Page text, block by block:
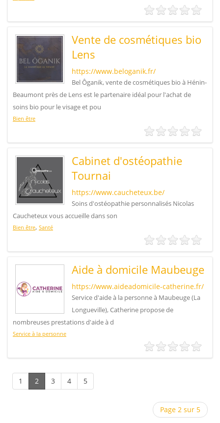
Vente de cosmétiques bio
Lens
https://www.beloganik.fr/
Bel Ôganik, vente de cosmétiques bio à Hénin-
Beaumont près de Lens est le partenaire idéal pour l'achat de
soins bio pour le visage et pou
Bien être
Cabinet d'ostéopathie
Tournai
https://www.caucheteux.be/
Soins d'ostéopathie personnalisés Nicolas
Caucheteux vous accueille dans son
Bien être, Santé
Aide à domicile Maubeuge
https://www.aideadomicile-catherine.fr/
Service d'aide à la personne à Maubeuge (La
Longueville), Catherine propose de
nombreuses prestations d'aide à d
Service à la personne
1 2 3 4 5
Page 2 sur 5